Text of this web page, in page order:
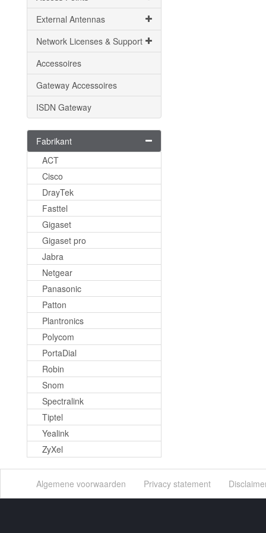
External Antennas
Network Licenses & Support
Accessoires
Gateway Accessoires
ISDN Gateway
Fabrikant
ACT
Cisco
DrayTek
Fasttel
Gigaset
Gigaset pro
Jabra
Netgear
Panasonic
Patton
Plantronics
Polycom
PortaDial
Robin
Snom
Spectralink
Tiptel
Yealink
ZyXel
Algemene voorwaarden Privacy statement